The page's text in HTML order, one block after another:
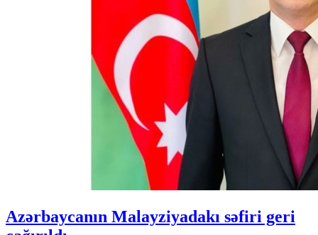
Azərbaycanın Malayziyadakı səfiri geri